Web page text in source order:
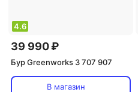
4.6
39 990 ₽
Бур Greenworks 3 707 907
В магазин